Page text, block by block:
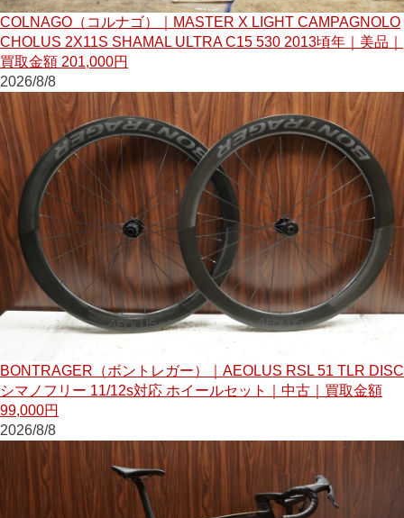
COLNAGO（コルナゴ）｜MASTER X LIGHT CAMPAGNOLO
CHOLUS 2X11S SHAMAL ULTRA C15 530 2013頃年｜美品｜
買取金額 201,000円
2026/8/8
BONTRAGER（ボントレガー）｜AEOLUS RSL 51 TLR DISC
シマノフリー 11/12s対応 ホイールセット｜中古｜買取金額
99,000円
2026/8/8